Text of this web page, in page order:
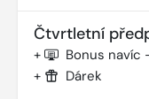
Čtvrtletní
+ Bonus navíc
+ Dárek